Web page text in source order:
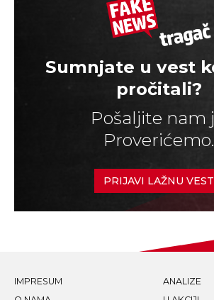
Sumnjate u vest
pročitali?
Pošaljite nam
Proverićemo.
PRIJAVI LAŽNU VEST
IMPRESUM
ANALIZE